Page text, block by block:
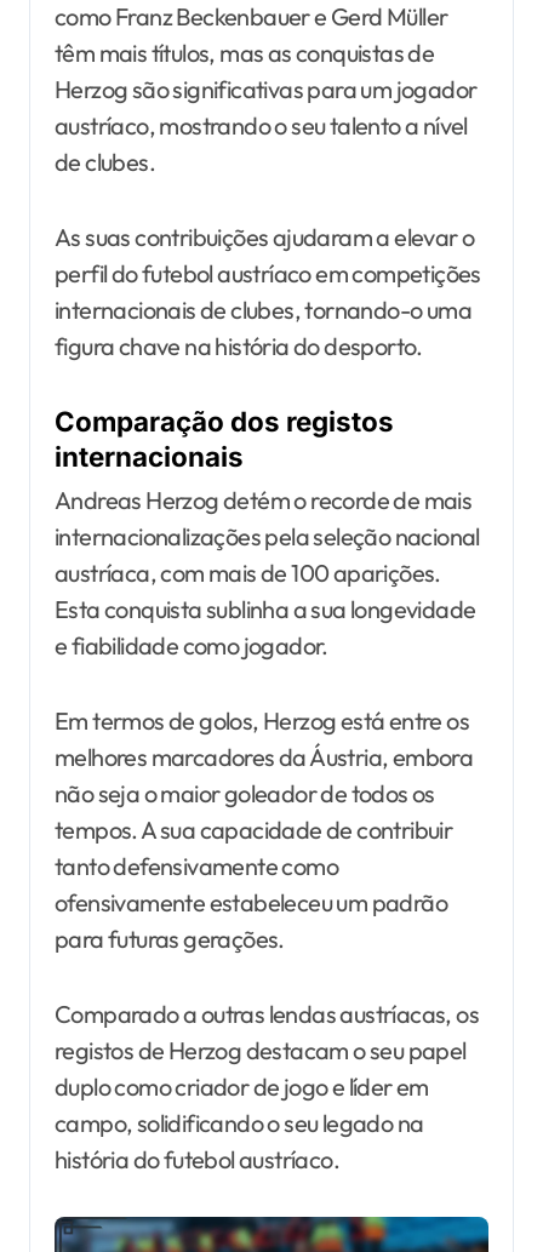
como Franz Beckenbauer e Gerd Müller
têm mais títulos, mas as conquistas de
Herzog são significativas para um jogador
austríaco, mostrando o seu talento a nível
de clubes.
As suas contribuições ajudaram a elevar o
perfil do futebol austríaco em competições
internacionais de clubes, tornando-o uma
figura chave na história do desporto.
Comparação dos registos
internacionais
Andreas Herzog detém o recorde de mais
internacionalizações pela seleção nacional
austríaca, com mais de 100 aparições.
Esta conquista sublinha a sua longevidade
e fiabilidade como jogador.
Em termos de golos, Herzog está entre os
melhores marcadores da Áustria, embora
não seja o maior goleador de todos os
tempos. A sua capacidade de contribuir
tanto defensivamente como
ofensivamente estabeleceu um padrão
para futuras gerações.
Comparado a outras lendas austríacas, os
registos de Herzog destacam o seu papel
duplo como criador de jogo e líder em
campo, solidificando o seu legado na
história do futebol austríaco.